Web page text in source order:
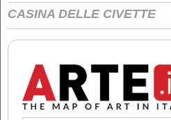
CASINA DELLE CIVETTE